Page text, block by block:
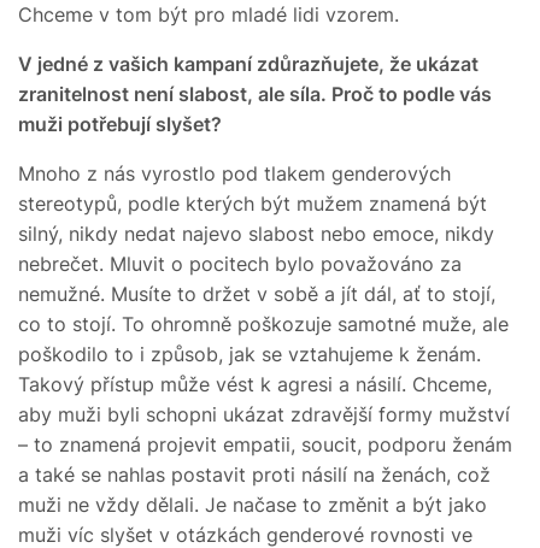
Chceme v tom být pro mladé lidi vzorem.
V jedné z vašich kampaní zdůrazňujete, že ukázat
zranitelnost není slabost, ale síla. Proč to podle vás
muži potřebují slyšet?
Mnoho z nás vyrostlo pod tlakem genderových
stereotypů, podle kterých být mužem znamená být
silný, nikdy nedat najevo slabost nebo emoce, nikdy
nebrečet. Mluvit o pocitech bylo považováno za
nemužné. Musíte to držet v sobě a jít dál, ať to stojí,
co to stojí. To ohromně poškozuje samotné muže, ale
poškodilo to i způsob, jak se vztahujeme k ženám.
Takový přístup může vést k agresi a násilí. Chceme,
aby muži byli schopni ukázat zdravější formy mužství
– to znamená projevit empatii, soucit, podporu ženám
a také se nahlas postavit proti násilí na ženách, což
muži ne vždy dělali. Je načase to změnit a být jako
muži víc slyšet v otázkách genderové rovnosti ve